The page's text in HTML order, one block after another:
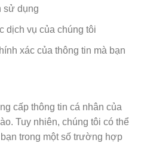
sử dụng
dịch vụ của chúng tôi
xác của thông tin mà bạn
cấp thông tin cá nhân của
Tuy nhiên, chúng tôi có thể
trong một số trường hợp